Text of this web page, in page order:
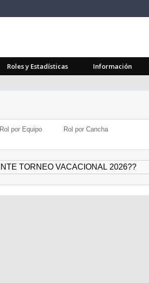
Roles y Estadísticas Información
Rol por Equipo Rol por Cancha